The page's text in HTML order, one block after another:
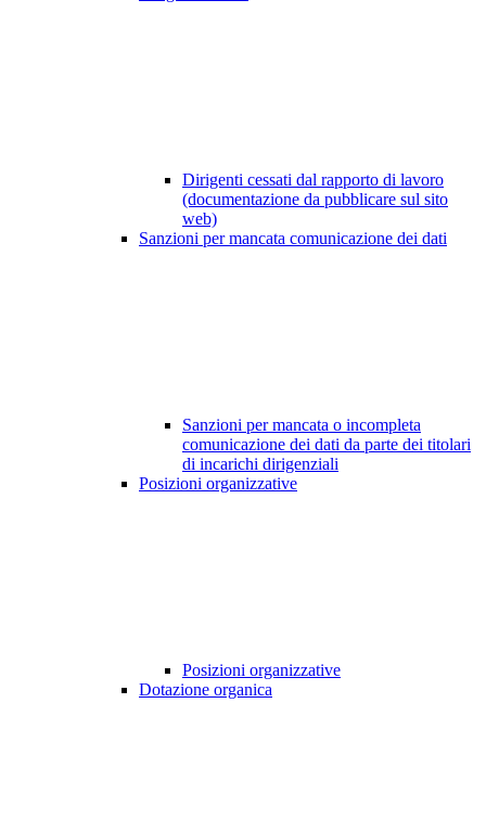
Dirigenti cessati dal rapporto di lavoro
(documentazione da pubblicare sul sito
web)
Sanzioni per mancata comunicazione dei dati
Sanzioni per mancata o incompleta
comunicazione dei dati da parte dei titolari
di incarichi dirigenziali
Posizioni organizzative
Posizioni organizzative
Dotazione organica